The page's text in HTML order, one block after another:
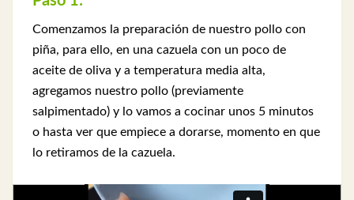
Comenzamos la preparación de nuestro pollo con
piña, para ello, en una cazuela con un poco de
aceite de oliva y a temperatura media alta,
agregamos nuestro pollo (previamente
salpimentado) y lo vamos a cocinar unos 5 minutos
o hasta ver que empiece a dorarse, momento en que
lo retiramos de la cazuela.